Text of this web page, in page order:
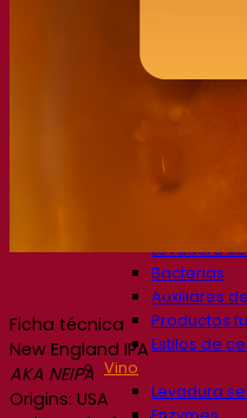
All In 1
Academia
Otros servicios
Toll
Catas de
Soluciones de
Levadura
Bacterias
Auxiliares
Productos
Estilos de
Vino
Levadura
Ficha técnica
New England IPA
AKA NEIPA
Origins: USA